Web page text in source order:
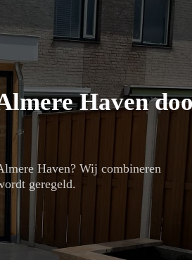
Haven
Haven? Wij combineren
geregeld.